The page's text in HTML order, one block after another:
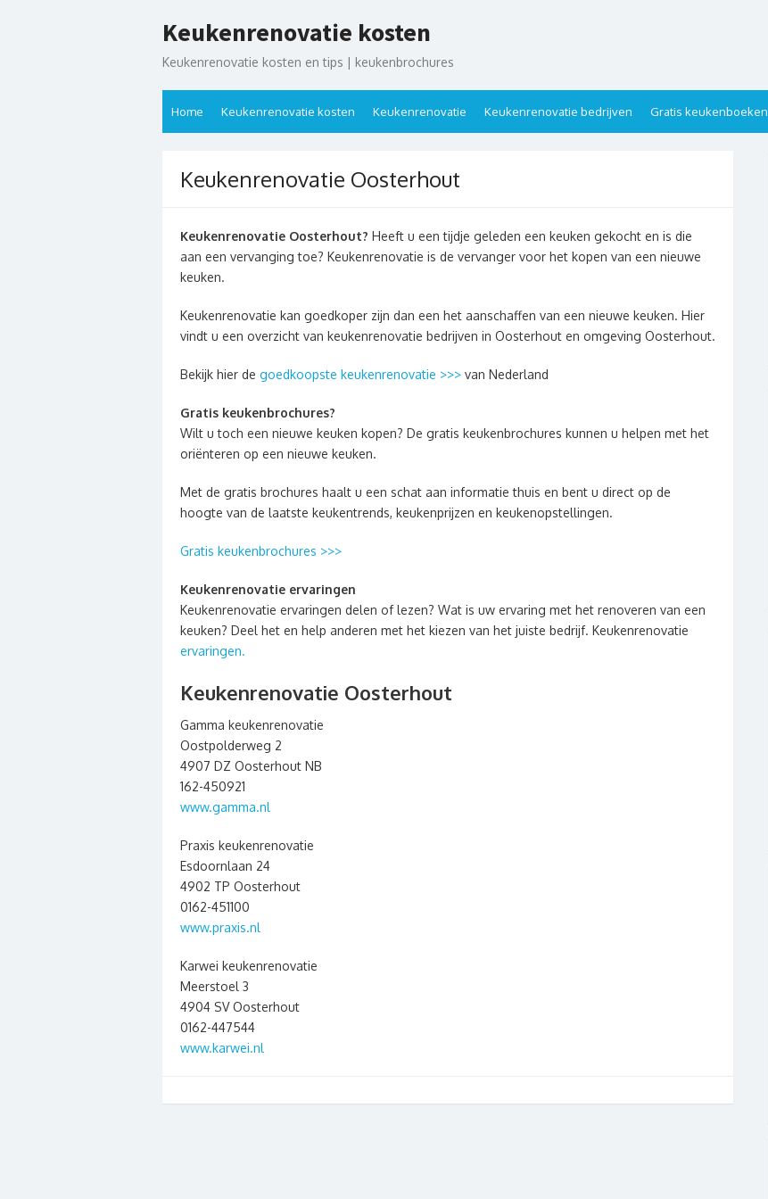
naar
inhoud
Keukenrenovatie kosten
Keukenrenovatie kosten en tips | keukenbrochures
Home Keukenrenovatie kosten Keukenrenovatie Keukenrenovatie bedrijven Gratis keukenboeken
Keukenrenovatie Oosterhout
Keukenrenovatie Oosterhout? Heeft u een tijdje geleden een keuken gekocht en is die
aan een vervanging toe? Keukenrenovatie is de vervanger voor het kopen van een nieuwe
keuken.
Keukenrenovatie kan goedkoper zijn dan een het aanschaffen van een nieuwe keuken. Hier
vindt u een overzicht van keukenrenovatie bedrijven in Oosterhout en omgeving Oosterhout.
Bekijk hier de goedkoopste keukenrenovatie >>> van Nederland
Gratis keukenbrochures?
Wilt u toch een nieuwe keuken kopen? De gratis keukenbrochures kunnen u helpen met het
oriënteren op een nieuwe keuken.
Met de gratis brochures haalt u een schat aan informatie thuis en bent u direct op de
hoogte van de laatste keukentrends, keukenprijzen en keukenopstellingen.
Gratis keukenbrochures >>>
Keukenrenovatie ervaringen
Keukenrenovatie ervaringen delen of lezen? Wat is uw ervaring met het renoveren van een
keuken? Deel het en help anderen met het kiezen van het juiste bedrijf. Keukenrenovatie
ervaringen.
Keukenrenovatie Oosterhout
Gamma keukenrenovatie
Oostpolderweg 2
4907 DZ Oosterhout NB
162-450921
www.gamma.nl
Praxis keukenrenovatie
Esdoornlaan 24
4902 TP Oosterhout
0162-451100
www.praxis.nl
Karwei keukenrenovatie
Meerstoel 3
4904 SV Oosterhout
0162-447544
www.karwei.nl